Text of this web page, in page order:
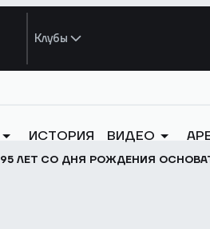
Клубы
ИСТОРИЯ ВИДЕО
95 ЛЕТ СО ДНЯ РОЖДЕНИЯ